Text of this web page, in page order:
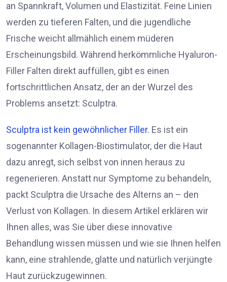
an Spannkraft, Volumen und Elastizität. Feine Linien
werden zu tieferen Falten, und die jugendliche
Frische weicht allmählich einem müderen
Erscheinungsbild. Während herkömmliche Hyaluron-
Filler Falten direkt auffüllen, gibt es einen
fortschrittlichen Ansatz, der an der Wurzel des
Problems ansetzt: Sculptra.
Sculptra ist kein gewöhnlicher Filler. Es ist ein
sogenannter Kollagen-Biostimulator, der die Haut
dazu anregt, sich selbst von innen heraus zu
regenerieren. Anstatt nur Symptome zu behandeln,
packt Sculptra die Ursache des Alterns an – den
Verlust von Kollagen. In diesem Artikel erklären wir
Ihnen alles, was Sie über diese innovative
Behandlung wissen müssen und wie sie Ihnen helfen
kann, eine strahlende, glatte und natürlich verjüngte
Haut zurückzugewinnen.